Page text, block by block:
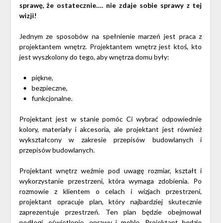
sprawę, że ostatecznie…. nie zdaje sobie sprawy z tej
wizji!
Jednym ze sposobów na spełnienie marzeń jest praca z
projektantem wnętrz. Projektantem wnętrz jest ktoś, kto
jest wyszkolony do tego, aby wnętrza domu były:
piękne,
bezpieczne,
funkcjonalne.
Projektant jest w stanie pomóc Ci wybrać odpowiednie
kolory, materiały i akcesoria, ale projektant jest również
wykształcony w zakresie przepisów budowlanych i
przepisów budowlanych.
Projektant wnętrz weźmie pod uwagę rozmiar, kształt i
wykorzystanie przestrzeni, która wymaga zdobienia. Po
rozmowie z klientem o celach i wizjach przestrzeni,
projektant opracuje plan, który najbardziej skutecznie
zaprezentuje przestrzeń. Ten plan będzie obejmował